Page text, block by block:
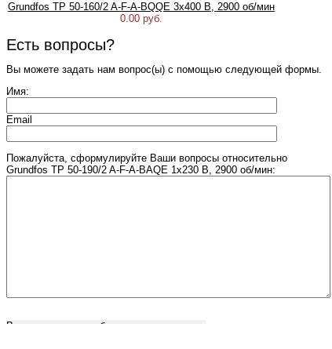
Grundfos TP 50-160/2 A-F-A-BQQE 3x400 В, 2900 об/мин
0.00 руб.
Есть вопросы?
Вы можете задать нам вопрос(ы) с помощью следующей формы.
Имя:
Email
Пожалуйста, сформулируйте Ваши вопросы относительно
Grundfos TP 50-190/2 A-F-A-BAQE 1x230 В, 2900 об/мин:
Введите число, изображенное на рисунке